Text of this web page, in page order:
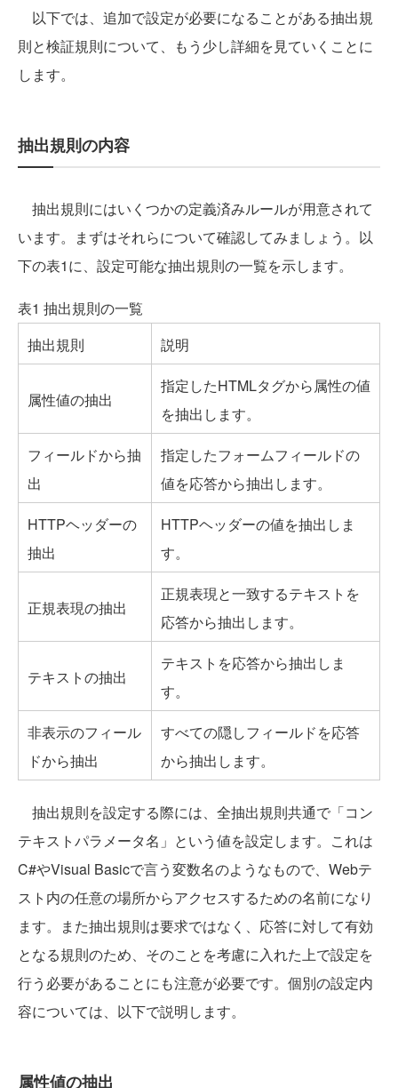
以下では、追加で設定が必要になることがある抽出規
則と検証規則について、もう少し詳細を見ていくことに
します。
抽出規則の内容
抽出規則にはいくつかの定義済みルールが用意されて
います。まずはそれらについて確認してみましょう。以
下の表1に、設定可能な抽出規則の一覧を示します。
表1 抽出規則の一覧
抽出規則
説明
属性値の抽出
指定したHTMLタグから属性の値
を抽出します。
フィールドから抽
出
指定したフォームフィールドの
値を応答から抽出します。
HTTPヘッダーの
抽出
HTTPヘッダーの値を抽出しま
す。
正規表現の抽出
正規表現と一致するテキストを
応答から抽出します。
テキストの抽出
テキストを応答から抽出しま
す。
非表示のフィール
ドから抽出
すべての隠しフィールドを応答
から抽出します。
抽出規則を設定する際には、全抽出規則共通で「コン
テキストパラメータ名」という値を設定します。これは
C#やVisual Basicで言う変数名のようなもので、Webテ
スト内の任意の場所からアクセスするための名前になり
ます。また抽出規則は要求ではなく、応答に対して有効
となる規則のため、そのことを考慮に入れた上で設定を
行う必要があることにも注意が必要です。個別の設定内
容については、以下で説明します。
属性値の抽出